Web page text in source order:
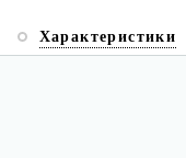
Характеристики